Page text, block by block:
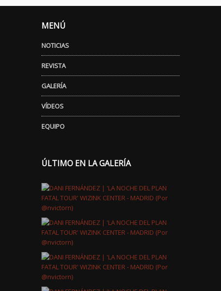
MENÚ
NOTICIAS
REVISTA
GALERÍA
VÍDEOS
EQUIPO
ÚLTIMO EN LA GALERÍA